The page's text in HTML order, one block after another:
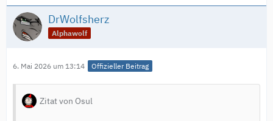
DrWolfsherz
Alphawolf
6. Mai 2026 um 13:14 Offizieller Beitrag
Zitat von Osul